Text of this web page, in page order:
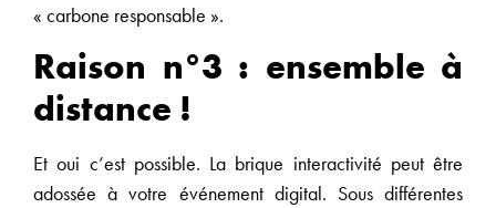
« carbone responsable ».
Raison n°3 : ensemble à
distance !
Et oui c’est possible. La brique interactivité peut être
adossée à votre événement digital. Sous différentes